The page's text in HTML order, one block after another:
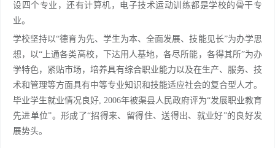
设四个专业，还有计算机，电子技术运动训练都是学校的骨干专
业。
学校坚持以“德育为先、学生为本、全面发展、技能见长”为办学思
想，以“上通各类高校，下达用人基地，各尽所能，各得其所”为办
学特色，紧贴市场，培养具有综合职业能力以及在生产、服务、技
术和管理等方面具有中等专业知识和技能适应社会的复合型人才。
毕业学生就业情况良好, 2006年被渠县人民政府评为“发展职业教育
先进单位”。形成了“招得来、留得住、送得出、就业好”的良好发
展势头。